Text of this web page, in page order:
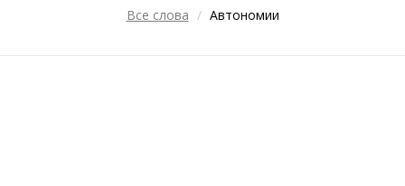
Все слова Автономии